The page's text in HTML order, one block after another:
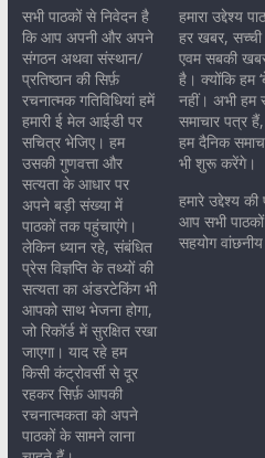
सभी पाठकों से निवेदन है
कि आप अपनी और अपने
संगठन अथवा संस्थान/
प्रतिष्ठान की सिर्फ़
रचनात्मक गतिविधियां हमें
हमारी ई मेल आईडी पर
सचित्र भेजिए। हम
उसकी गुणवत्ता और
सत्यता के आधार पर
अपने बड़ी संख्या में
पाठकों तक पहुंचाएंगे।
लेकिन ध्यान रहे, संबंधित
प्रेस विज्ञप्ति के तथ्यों की
सत्यता का अंडरटेकिंग भी
आपको साथ भेजना होगा,
जो रिकॉर्ड में सुरक्षित रखा
जाएगा। याद रहे हम
किसी कंट्रोवर्सी से दूर
रहकर सिर्फ़ आपकी
रचनात्मकता को अपने
पाठकों के सामने लाना
हमारा उद्देश्य
हर खबर,
एवम सबकी
है। क्योंकि हम
नहीं। अभी हम
समाचार पत्र
हम दैनिक
भी शुरू करेंगे।
हमारे उद्देश्य की
आप सभी
सहयोग